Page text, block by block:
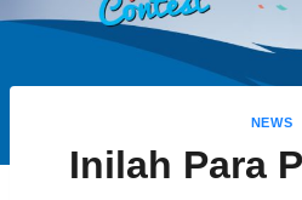
NEWS
Inilah Para